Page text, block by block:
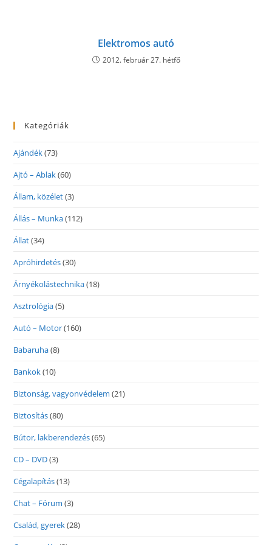
Elektromos autó
2012. február 27. hétfő
Kategóriák
Ajándék(73)
Ajtó – Ablak(60)
Állam, közélet(3)
Állás – Munka(112)
Állat(34)
Apróhirdetés(30)
Árnyékolástechnika(18)
Asztrológia(5)
Autó – Motor(160)
Babaruha(8)
Bankok(10)
Biztonság, vagyonvédelem (21)
Biztosítás(80)
Bútor, lakberendezés(65)
CD – DVD(3)
Cégalapítás(13)
Chat – Fórum (3)
Család, gyerek(28)